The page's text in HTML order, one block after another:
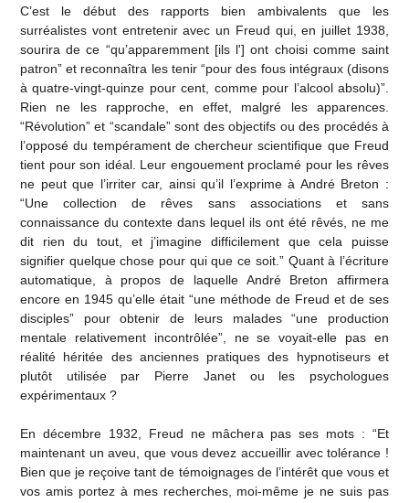
C’est le début des rapports bien ambivalents que les
surréalistes vont entretenir avec un Freud qui, en juillet 1938,
sourira de ce “qu’apparemment [ils l'] ont choisi comme saint
patron” et reconnaîtra les tenir “pour des fous intégraux (disons
à quatre-vingt-quinze pour cent, comme pour l’alcool absolu)”.
Rien ne les rapproche, en effet, malgré les apparences.
“Révolution” et “scandale” sont des objectifs ou des procédés à
l’opposé du tempérament de chercheur scientifique que Freud
tient pour son idéal. Leur engouement proclamé pour les rêves
ne peut que l’irriter car, ainsi qu’il l’exprime à André Breton :
“Une collection de rêves sans associations et sans
connaissance du contexte dans lequel ils ont été rêvés, ne me
dit rien du tout, et j’imagine difficilement que cela puisse
signifier quelque chose pour qui que ce soit.” Quant à l’écriture
automatique, à propos de laquelle André Breton affirmera
encore en 1945 qu’elle était “une méthode de Freud et de ses
disciples” pour obtenir de leurs malades “une production
mentale relativement incontrôlée”, ne se voyait-elle pas en
réalité héritée des anciennes pratiques des hypnotiseurs et
plutôt utilisée par Pierre Janet ou les psychologues
expérimentaux ?
En décembre 1932, Freud ne mâchera pas ses mots : “Et
maintenant un aveu, que vous devez accueillir avec tolérance !
Bien que je reçoive tant de témoignages de l’intérêt que vous et
vos amis portez à mes recherches, moi-même je ne suis pas